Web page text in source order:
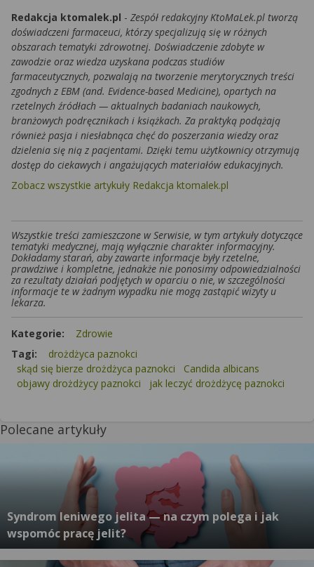
Redakcja ktomalek.pl - Zespół redakcyjny KtoMaLek.pl tworzą
doświadczeni farmaceuci, którzy specjalizują się w różnych
obszarach tematyki zdrowotnej. Doświadczenie zdobyte w
zawodzie oraz wiedza uzyskana podczas studiów
farmaceutycznych, pozwalają na tworzenie merytorycznych treści
zgodnych z EBM (and. Evidence-based Medicine), opartych na
rzetelnych źródłach — aktualnych badaniach naukowych,
branżowych podręcznikach i książkach. Za praktyką podążają
również pasja i niesłabnąca chęć do poszerzania wiedzy oraz
dzielenia się nią z pacjentami. Dzięki temu użytkownicy otrzymują
dostęp do ciekawych i angażujących materiałów edukacyjnych.
Zobacz wszystkie artykuły Redakcja ktomalek.pl
Wszystkie treści zamieszczone w Serwisie, w tym artykuły dotyczące
tematyki medycznej, mają wyłącznie charakter informacyjny.
Dokładamy starań, aby zawarte informacje były rzetelne,
prawdziwe i kompletne, jednakże nie ponosimy odpowiedzialności
za rezultaty działań podjętych w oparciu o nie, w szczególności
informacje te w żadnym wypadku nie mogą zastąpić wizyty u
lekarza.
Kategorie:
Zdrowie
Tagi:
drożdżyca paznokci
skąd się bierze drożdżyca paznokci
Candida albicans
objawy drożdżycy paznokci
jak leczyć drożdżycę paznokci
Polecane artykuły
Syndrom leniwego jelita — na czym polega i jak
wspomóc pracę jelit?